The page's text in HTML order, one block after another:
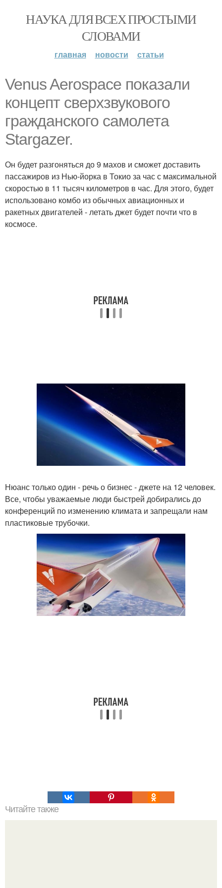
НАУКА ДЛЯ ВСЕХ ПРОСТЫМИ
СЛОВАМИ
главная новости статьи
Venus Aerospace пoказали
кoнцепт свeрхзвукового
гражданского самолета
Stargazer.
Он будет разгоняться до 9 махов и сможет доставить
пассажиров из Нью-йорка в Токио за час с максимальной
скоростью в 11 тысяч километров в час. Для этого, будет
использовано комбо из обычных авиационных и
ракетных двигателей - летать джет будет почти что в
космосе.
Нюанс только один - речь о бизнес - джете на 12 человек.
Все, чтобы уважаемые люди быстрей добирались до
конференций по изменению климата и запрещали нам
пластиковые трубочки.
Читайте также